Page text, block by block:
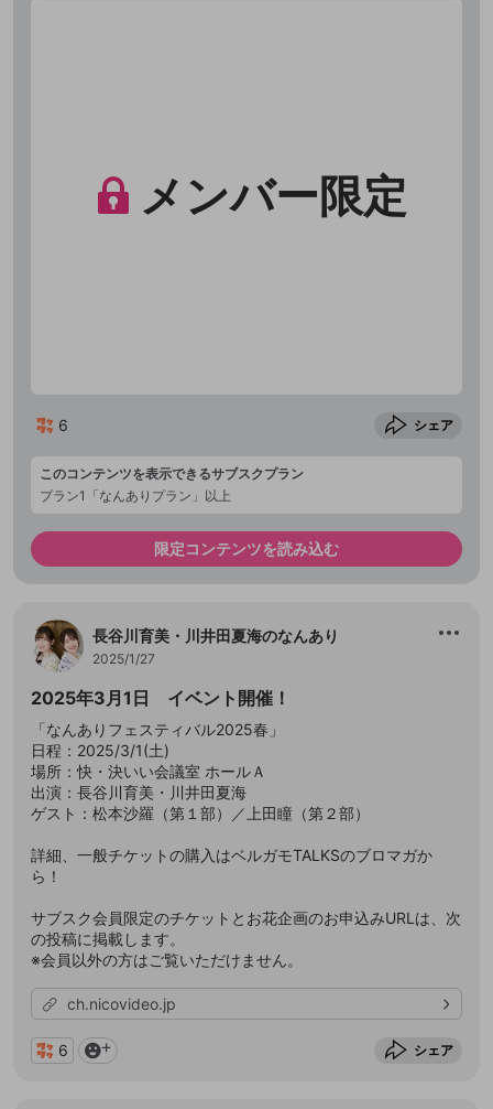
メンバー限定
6 シェア
このコンテンツを表示できるサブスクプラン
プラン1「なんありプラン」以上
限定コンテンツを読み込む
長谷川育美・川井田夏海のなんあり
2025/1/27
2025年3月1日 イベント開催！
「なんありフェスティバル2025春」
日程：2025/3/1(土)
場所：快・決いい会議室 ホールＡ
出演：長谷川育美・川井田夏海
ゲスト：松本沙羅（第１部）／上田瞳（第２部）
詳細、一般チケットの購入はベルガモTALKSのブロマガか
ら！
サブスク会員限定のチケットとお花企画のお申込みURLは、次
の投稿に掲載します。
※会員以外の方はご覧いただけません。
ch.nicovideo.jp
6 シェア